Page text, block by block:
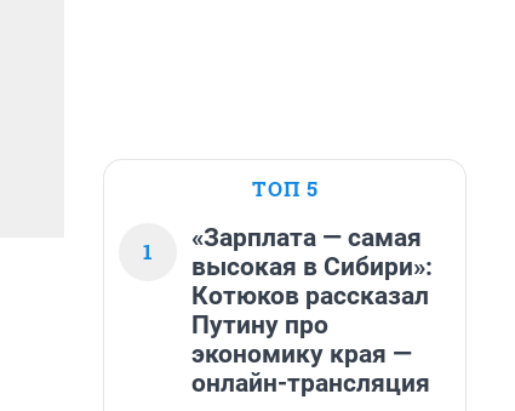
ТОП 5
1
«Зарплата — самая
высокая в Сибири»:
Котюков рассказал
Путину про
экономику края —
онлайн-трансляция